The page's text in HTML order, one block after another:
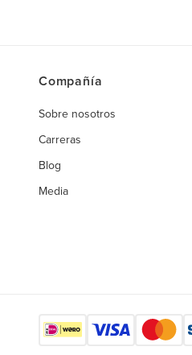
Compañía
Sobre nosotros
Carreras
Blog
Media